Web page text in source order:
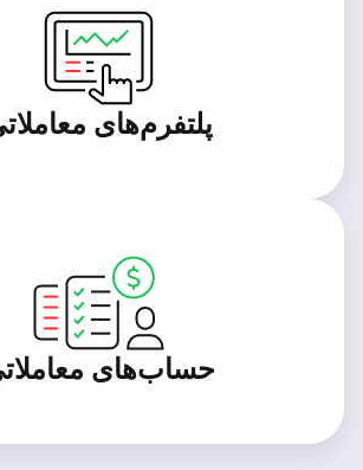
پلتفرم‌های
حساب‌های